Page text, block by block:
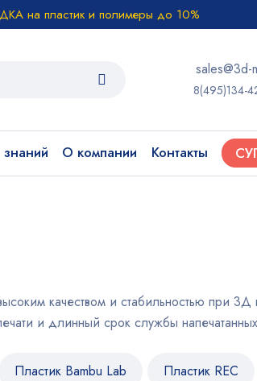
на пластик и полимеры до 10%
sales@3d-
8(495)134-
знаний О компании Контакты
качеством и стабильностью при
и длинный срок службы
Пластик Bambu Lab Пластик REC